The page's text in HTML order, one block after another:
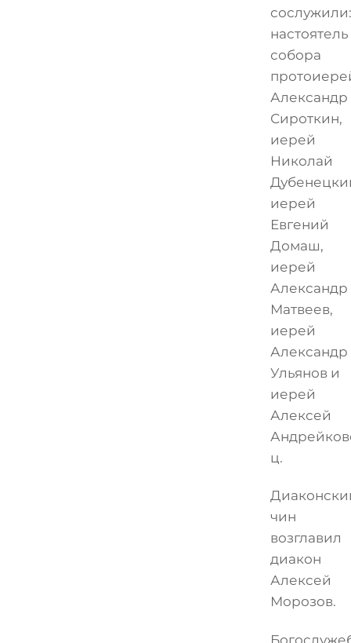
сослужили:
настоятель
собора
Александр
Сироткин,
иерей
Николай
иерей
Евгений
Домаш,
иерей
Александр
Матвеев,
иерей
Александр
Ульянов и
иерей
Алексей
ц.
чин
возглавил
диакон
Алексей
Морозов.